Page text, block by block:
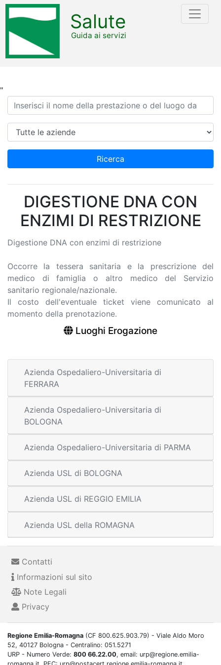
"
Salute
Guida ai servizi
Ricerca
Azienda
Ricerca
DIGESTIONE DNA CON
ENZIMI DI RESTRIZIONE
Digestione DNA con enzimi di restrizione
Occorre la tessera sanitaria e la prescrizione del
medico di famiglia o altro medico del Servizio
sanitario regionale/nazionale.
Il costo dell'eventuale ticket viene comunicato al
momento della prenotazione.
Luoghi Erogazione
Azienda Ospedaliero-Universitaria di
FERRARA
Azienda Ospedaliero-Universitaria di
BOLOGNA
Azienda Ospedaliero-Universitaria di PARMA
Azienda USL di BOLOGNA
Azienda USL di REGGIO EMILIA
Azienda USL della ROMAGNA
Contatti
Informazioni sul sito
Note Legali
Privacy
Regione Emilia-Romagna (CF 800.625.903.79) - Viale Aldo Moro
52, 40127 Bologna - Centralino: 051.5271
URP - Numero Verde: 800 66.22.00, email: urp@regione.emilia-